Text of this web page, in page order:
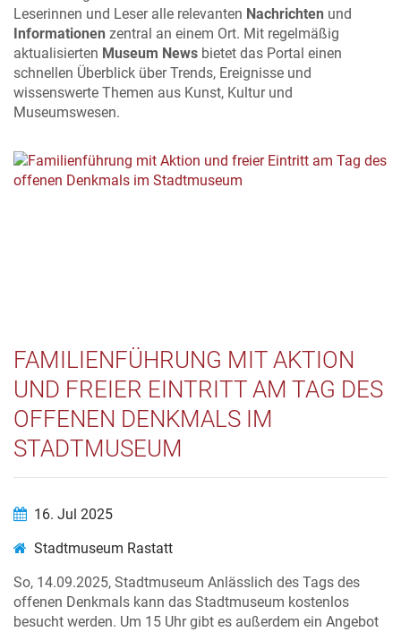
Leserinnen und Leser alle relevanten Nachrichten und
Informationen zentral an einem Ort. Mit regelmäßig
aktualisierten Museum News bietet das Portal einen
schnellen Überblick über Trends, Ereignisse und
wissenswerte Themen aus Kunst, Kultur und
Museumswesen.
FAMILIENFÜHRUNG MIT AKTION
UND FREIER EINTRITT AM TAG DES
OFFENEN DENKMALS IM
STADTMUSEUM
16. Jul 2025
Stadtmuseum Rastatt
So, 14.09.2025, Stadtmuseum Anlässlich des Tags des
offenen Denkmals kann das Stadtmuseum kostenlos
besucht werden. Um 15 Uhr gibt es außerdem ein Angebot